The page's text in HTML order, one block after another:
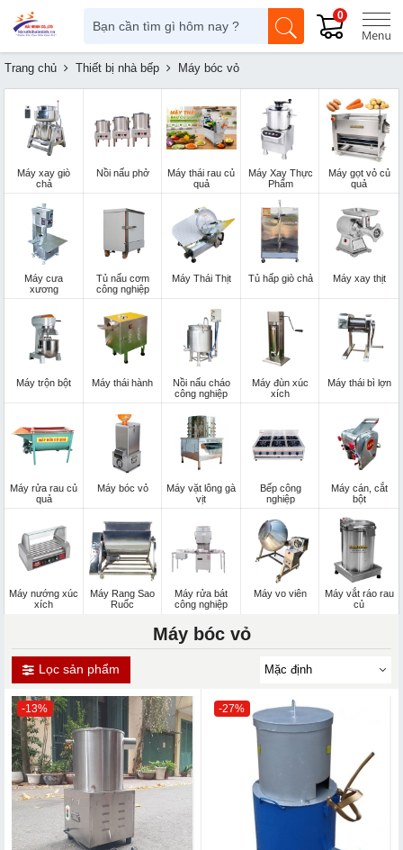
0
Trang chủ Thiết bị nhà bếp Máy bóc vỏ
Máy xay giò
chả
Nồi nấu phở
Máy thái rau củ
quả
Máy Xay Thực
Phẩm
Máy gọt vỏ củ
quả
Máy cưa
xương
Tủ nấu cơm
công nghiệp
Máy Thái Thịt Tủ hấp giò chả Máy xay thịt
Máy trộn bột Máy thái hành
Nồi nấu cháo
công nghiệp
Máy đùn xúc
xích
Máy thái bì lợn
Máy rửa rau củ
quả
Máy bóc vỏ
Máy vặt lông gà
vịt
Bếp công
nghiệp
Máy cán, cắt
bột
Máy nướng xúc
xích
Máy Rang Sao
Ruốc
Máy rửa bát
công nghiệp
Máy vo viên
Máy vắt ráo rau
củ
Máy bóc vỏ
Lọc sản phẩm
-13% -27%